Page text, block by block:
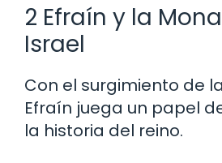
2 Efraín y la
Israel
Con el surgimiento de
Efraín juega un papel
la historia del reino.